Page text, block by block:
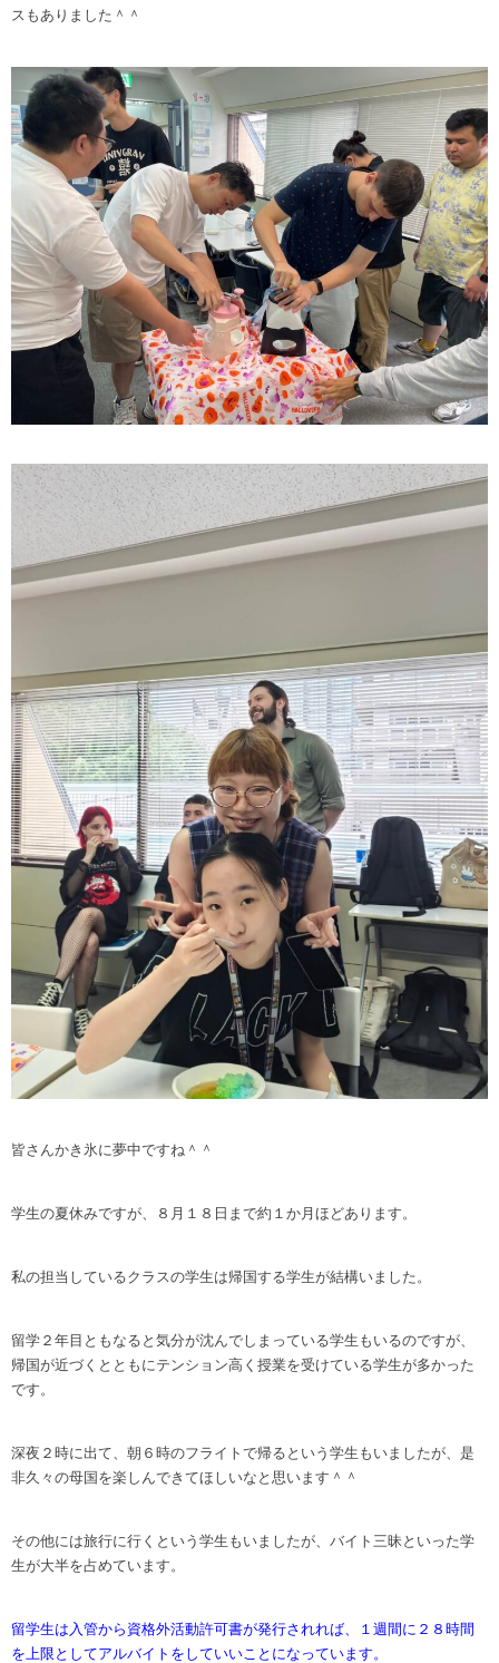
スもありました＾＾
皆さんかき氷に夢中ですね＾＾
学生の夏休みですが、８月１８日まで約１か月ほどあります。
私の担当しているクラスの学生は帰国する学生が結構いました。
留学２年目ともなると気分が沈んでしまっている学生もいるのですが、
帰国が近づくとともにテンション高く授業を受けている学生が多かった
です。
深夜２時に出て、朝６時のフライトで帰るという学生もいましたが、是
非久々の母国を楽しんできてほしいなと思います＾＾
その他には旅行に行くという学生もいましたが、バイト三昧といった学
生が大半を占めています。
留学生は入管から資格外活動許可書が発行されれば、１週間に２８時間
を上限としてアルバイトをしていいことになっています。